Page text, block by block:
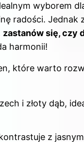
wyborem
radości. Jednak
zastanów się, czy
harmonii!
które warto
i złoty dąb,
z